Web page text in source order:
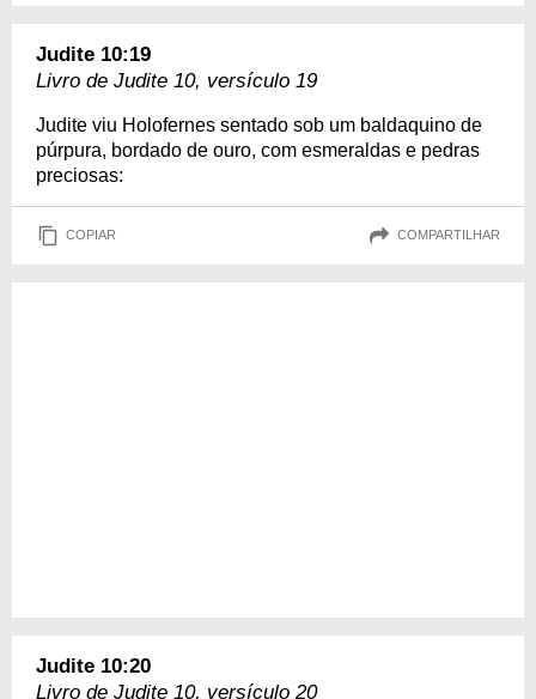
Judite 10:19
Livro de Judite 10, versículo 19
Judite viu Holofernes sentado sob um baldaquino de
púrpura, bordado de ouro, com esmeraldas e pedras
preciosas:
COPIAR COMPARTILHAR
Judite 10:20
Livro de Judite 10, versículo 20